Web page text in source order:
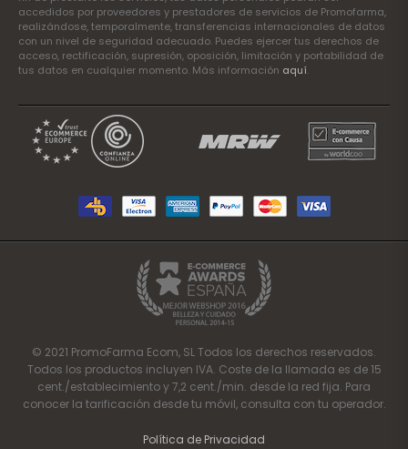
accedidos por proveedores y prestadores de servicios de Promofarma,
realizándose, temporalmente, transferencias internacionales de datos
con un nivel de seguridad adecuado. Puedes ejercer tus derechos de
acceso, rectificación, supresión, oposición, limitación y portabilidad de
tus datos en cualquier momento. Más información aquí.
© 2021 PromoFarma Ecom, SL Todos los derechos reservados.
Todos los productos incluyen IVA. Coste de la llamada es de 15
cent./establecimiento y 7,2 cent./min. desde la red fija. Para
conocer la tarificación desde tu móvil, consulta con tu operador.
Política de Privacidad